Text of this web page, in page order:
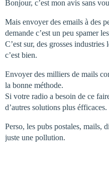
Bonjour, c’est mon avis sans
Mais envoyer des emails à des
demande c’est un peu spamer
C’est sur, des grosses
c’est bien.
Envoyer des milliers de mails
la bonne méthode.
Si votre radio a besoin de ce
d’autres solutions plus éfficaces.
Perso, les pubs postales, mails,
juste une pollution.